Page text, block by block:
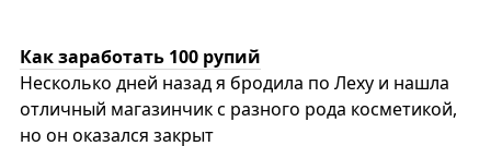
Как заработать 100 рупий
Несколько дней назад я бродила по Леху и нашла
отличный магазинчик с разного рода косметикой,
но он оказался закрыт